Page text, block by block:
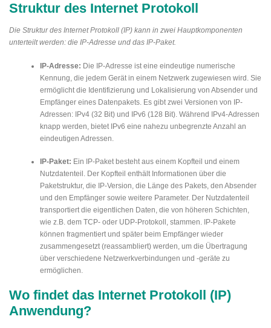
Struktur des Internet Protokoll
Die Struktur des Internet Protokoll (IP) kann in zwei Hauptkomponenten
unterteilt werden: die IP-Adresse und das IP-Paket.
IP-Adresse: Die IP-Adresse ist eine eindeutige numerische
Kennung, die jedem Gerät in einem Netzwerk zugewiesen wird. Sie
ermöglicht die Identifizierung und Lokalisierung von Absender und
Empfänger eines Datenpakets. Es gibt zwei Versionen von IP-
Adressen: IPv4 (32 Bit) und IPv6 (128 Bit). Während IPv4-Adressen
knapp werden, bietet IPv6 eine nahezu unbegrenzte Anzahl an
eindeutigen Adressen.
IP-Paket: Ein IP-Paket besteht aus einem Kopfteil und einem
Nutzdatenteil. Der Kopfteil enthält Informationen über die
Paketstruktur, die IP-Version, die Länge des Pakets, den Absender
und den Empfänger sowie weitere Parameter. Der Nutzdatenteil
transportiert die eigentlichen Daten, die von höheren Schichten,
wie z.B. dem TCP- oder UDP-Protokoll, stammen. IP-Pakete
können fragmentiert und später beim Empfänger wieder
zusammengesetzt (reassambliert) werden, um die Übertragung
über verschiedene Netzwerkverbindungen und -geräte zu
ermöglichen.
Wo findet das Internet Protokoll (IP)
Anwendung?